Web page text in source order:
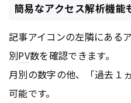
簡易なアクセス解析機能
記事アイコンの左隣にある
別PV数を確認できます。
月別の数字の他、「過去１
可能です。